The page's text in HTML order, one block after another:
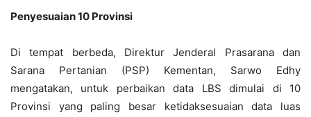
Penyesuaian 10 Provinsi
Di tempat berbeda, Direktur Jenderal Prasarana dan
Sarana Pertanian (PSP) Kementan, Sarwo Edhy
mengatakan, untuk perbaikan data LBS dimulai di 10
Provinsi yang paling besar ketidaksesuaian data luas